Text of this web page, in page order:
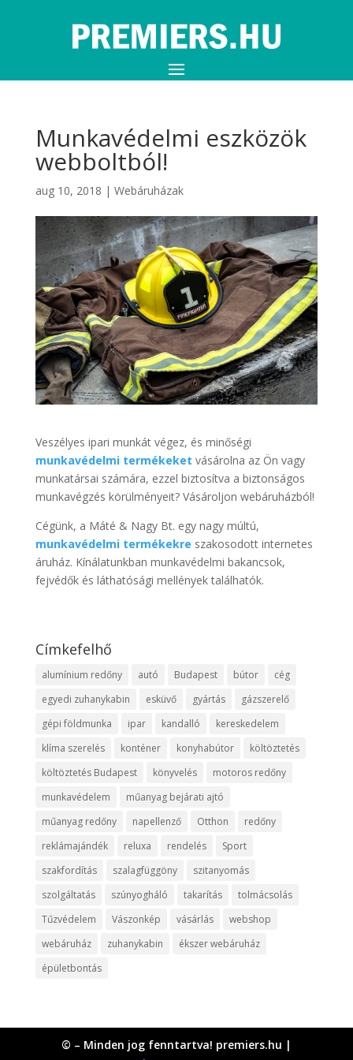
Munkavédelmi eszközök
webboltból!
aug 10, 2018 | Webáruházak
Veszélyes ipari munkát végez, és minőségi
munkavédelmi termékeket vásárolna az Ön vagy
munkatársai számára, ezzel biztosítva a biztonságos
munkavégzés körülményeit? Vásároljon webáruházból!
Cégünk, a Máté & Nagy Bt. egy nagy múltú,
munkavédelmi termékekre szakosodott internetes
áruház. Kínálatunkban munkavédelmi bakancsok,
fejvédők és láthatósági mellények találhatók.
Címkefelhő
alumínium redőny autó Budapest bútor
cég
egyedi zuhanykabin
esküvő gyártás
gázszerelő
gépi földmunka
ipar kandalló
kereskedelem
klíma szerelés
konténer konyhabútor
költöztetés
költöztetés Budapest
könyvelés
motoros redőny
munkavédelem
műanyag bejárati ajtó
műanyag redőny
napellenző Otthon
redőny
reklámajándék
reluxa rendelés
Sport
szakfordítás
szalagfüggöny
szitanyomás
szolgáltatás
szúnyogháló takarítás
tolmácsolás
Tűzvédelem
Vászonkép vásárlás
webshop
webáruház
zuhanykabin
ékszer webáruház
épületbontás
© – Minden jog fenntartva! premiers.hu |